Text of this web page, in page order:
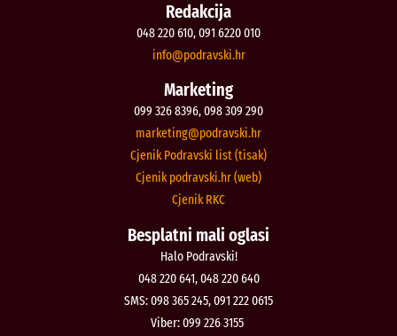
Redakcija
048 220 610, 091 6220 010
rh.iksvardop
@ofni
Marketing
099 326 8396, 098 309 290
rh.iksvardop
@gnitekram
Cjenik Podravski list (tisak)
Cjenik podravski.hr (web)
Cjenik RKC
Besplatni mali oglasi
Halo Podravski!
048 220 641, 048 220 640
SMS: 098 365 245, 091 222 0615
Viber: 099 226 3155